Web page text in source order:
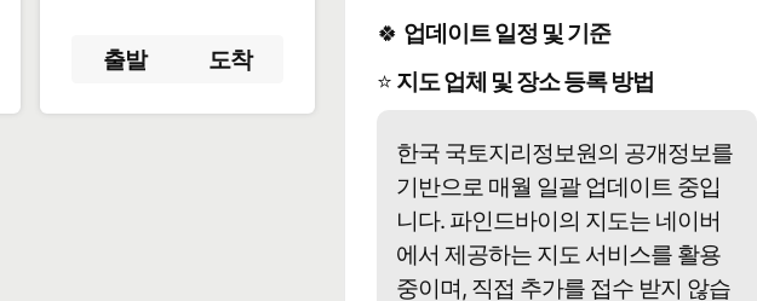
출발 도착
🍀 업데이트 일정 및 기준
⭐ 지도 업체 및 장소 등록 방법
한국 국토지리정보원의 공개정보를
기반으로 매월 일괄 업데이트 중입
니다. 파인드바이의 지도는 네이버
에서 제공하는 지도 서비스를 활용
중이며, 직접 추가를 접수 받지 않습